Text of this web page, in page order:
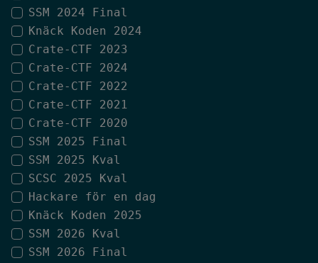
SSM 2024 Final
Knäck Koden 2024
Crate-CTF 2023
Crate-CTF 2024
Crate-CTF 2022
Crate-CTF 2021
Crate-CTF 2020
SSM 2025 Final
SSM 2025 Kval
SCSC 2025 Kval
Hackare för en dag
Knäck Koden 2025
SSM 2026 Kval
SSM 2026 Final